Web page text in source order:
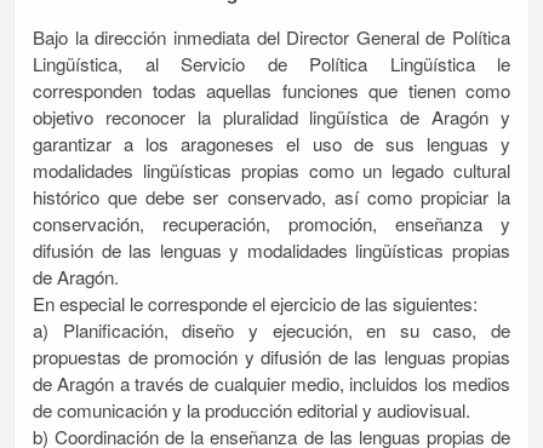
Bajo la dirección inmediata del Director General de Política
Lingüística, al Servicio de Política Lingüística le
corresponden todas aquellas funciones que tienen como
objetivo reconocer la pluralidad lingüística de Aragón y
garantizar a los aragoneses el uso de sus lenguas y
modalidades lingüísticas propias como un legado cultural
histórico que debe ser conservado, así como propiciar la
conservación, recuperación, promoción, enseñanza y
difusión de las lenguas y modalidades lingüísticas propias
de Aragón.
En especial le corresponde el ejercicio de las siguientes:
a) Planificación, diseño y ejecución, en su caso, de
propuestas de promoción y difusión de las lenguas propias
de Aragón a través de cualquier medio, incluidos los medios
de comunicación y la producción editorial y audiovisual.
b) Coordinación de la enseñanza de las lenguas propias de